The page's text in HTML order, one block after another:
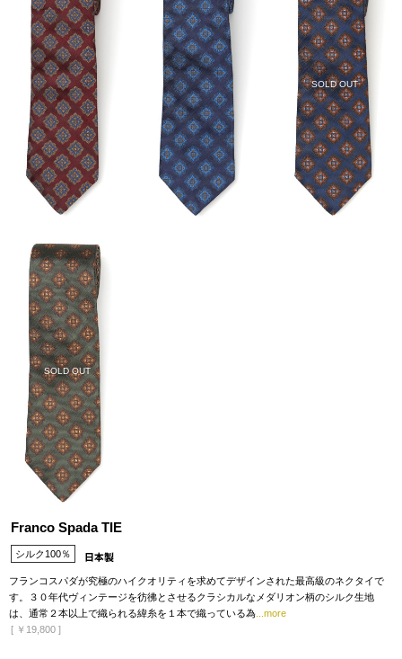
SOLD OUT
SOLD OUT
Franco Spada TIE
シルク100％
フランコスパダが究極のハイクオリティを求めてデザインされた最高級のネクタイで
す。３０年代ヴィンテージを彷彿とさせるクラシカルなメダリオン柄のシルク生地
は、通常２本以上で織られる緯糸を１本で織っている為 ...more
[ ￥19,800 ]